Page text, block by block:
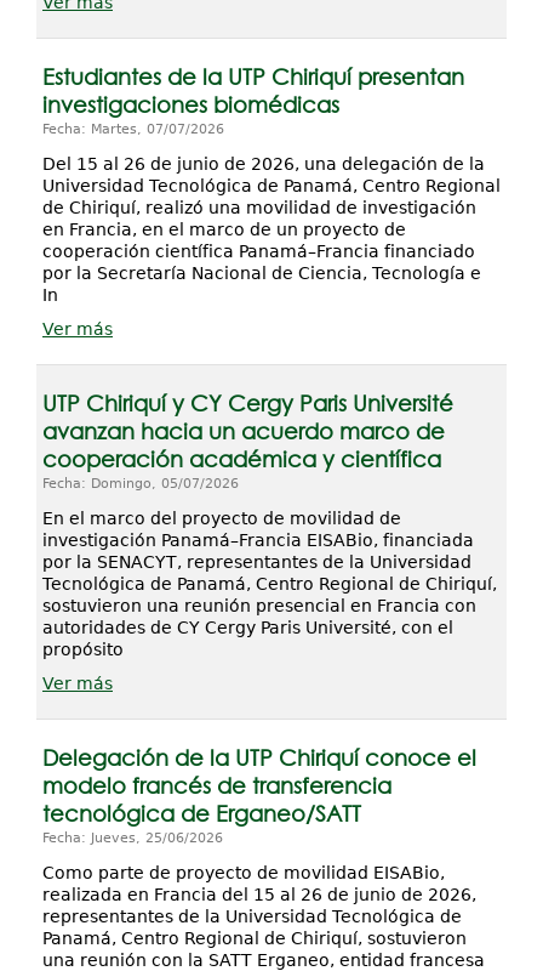
Estudiantes de la UTP Chiriquí presentan
investigaciones biomédicas
Fecha: Martes, 07/07/2026
Del 15 al 26 de junio de 2026, una delegación de la
Universidad Tecnológica de Panamá, Centro Regional
de Chiriquí, realizó una movilidad de investigación
en Francia, en el marco de un proyecto de
cooperación científica Panamá–Francia financiado
por la Secretaría Nacional de Ciencia, Tecnología e
In
Ver más
UTP Chiriquí y CY Cergy Paris Université
avanzan hacia un acuerdo marco de
cooperación académica y científica
Fecha: Domingo, 05/07/2026
En el marco del proyecto de movilidad de
investigación Panamá–Francia EISABio, financiada
por la SENACYT, representantes de la Universidad
Tecnológica de Panamá, Centro Regional de Chiriquí,
sostuvieron una reunión presencial en Francia con
autoridades de CY Cergy Paris Université, con el
propósito
Ver más
Delegación de la UTP Chiriquí conoce el
modelo francés de transferencia
tecnológica de Erganeo/SATT
Fecha: Jueves, 25/06/2026
Como parte de proyecto de movilidad EISABio,
realizada en Francia del 15 al 26 de junio de 2026,
representantes de la Universidad Tecnológica de
Panamá, Centro Regional de Chiriquí, sostuvieron
una reunión con la SATT Erganeo, entidad francesa